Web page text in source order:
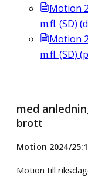
Motion
m.fl. (SD) (
Motion
m.fl. (SD) (
med
brott
Motion 2024/
Motion till